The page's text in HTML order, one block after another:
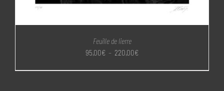
Feuille de lierre
95,00€ – 220,00€
prix :